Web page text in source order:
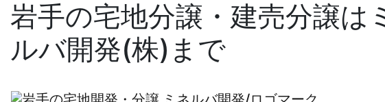
岩手の宅地分譲・建売分譲は
ルバ開発(株)まで